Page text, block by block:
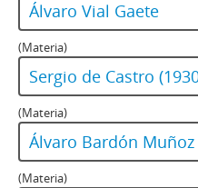
Álvaro Vial Gaete
(Materia)
Sergio de Castro
(Materia)
Álvaro Bardón Muñoz
(Materia)